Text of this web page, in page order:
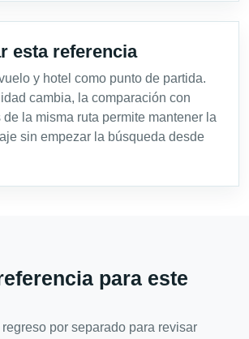
esta referencia
y hotel como punto de partida.
cambia, la comparación con
la misma ruta permite mantener la
sin empezar la búsqueda desde
para este
por separado para revisar